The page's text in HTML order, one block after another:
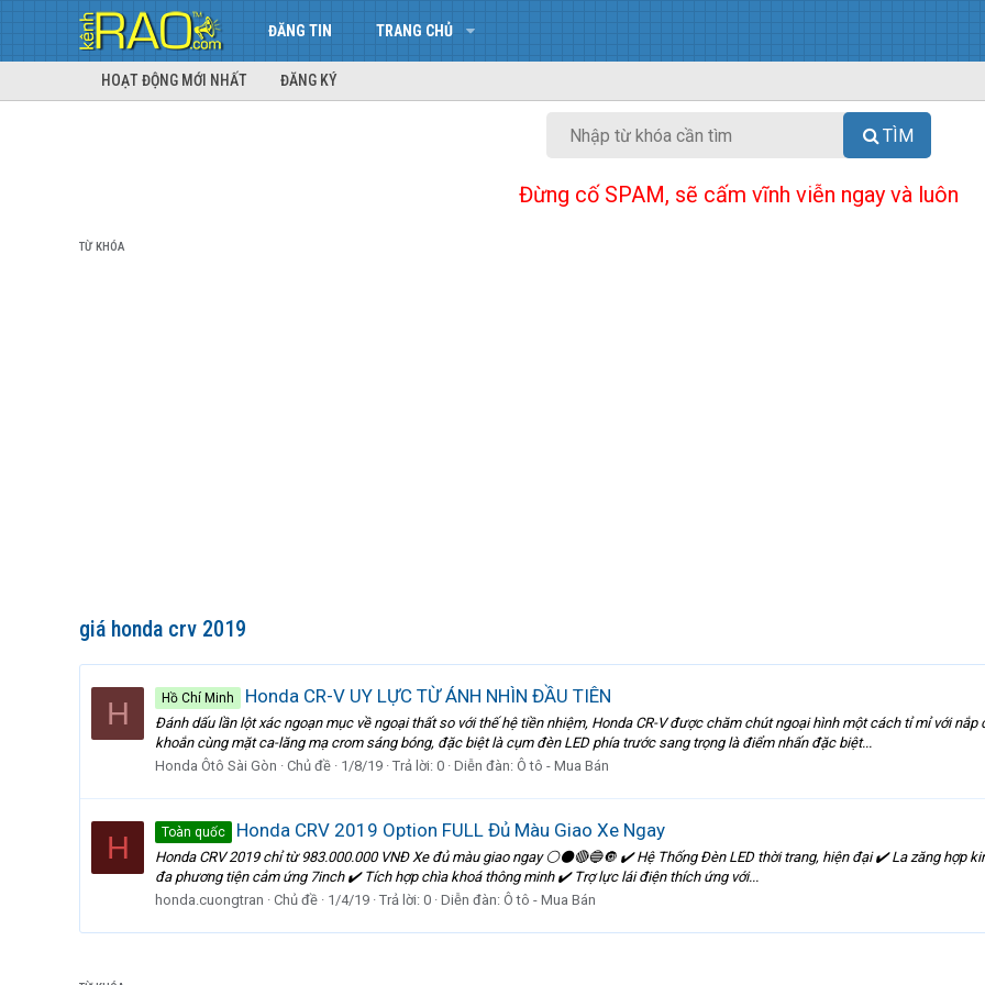
ĐĂNG TIN TRANG CHỦ
HOẠT ĐỘNG MỚI NHẤT ĐĂNG KÝ
TÌM
Đừng cố SPAM, sẽ cấm vĩnh viễn ngay và luôn
TỪ KHÓA
giá honda crv 2019
H Hồ Chí Minh Honda CR-V UY LỰC TỪ ÁNH NHÌN ĐẦU TIÊN
Đánh dấu lần lột xác ngoạn mục về ngoại thất so với thế hệ tiền nhiệm, Honda CR-V được chăm chút ngoại hình một cách tỉ mỉ với
khoắn cùng mặt ca-lăng mạ crom sáng bóng, đặc biệt là cụm đèn LED phía trước sang trọng là điểm nhấn đặc biệt...
Honda Ôtô Sài Gòn
Chủ đề 1/8/19 Trả lời: 0 Diễn đàn: Ô tô - Mua Bán
H Toàn quốc Honda CRV 2019 Option FULL Đủ Màu Giao Xe Ngay
Honda CRV 2019 chỉ từ 983.000.000 VNĐ Xe đủ màu giao ngay ⚪️⚫️🔴🔵🔘 ✔️ Hệ Thống Đèn LED thời trang, hiện đại ✔️ La zăng hợp
đa phương tiện cảm ứng 7inch ✔️ Tích hợp chìa khoá thông minh ✔️ Trợ lực lái điện thích ứng với...
honda.cuongtran
Chủ đề 1/4/19 Trả lời: 0 Diễn đàn: Ô tô - Mua Bán